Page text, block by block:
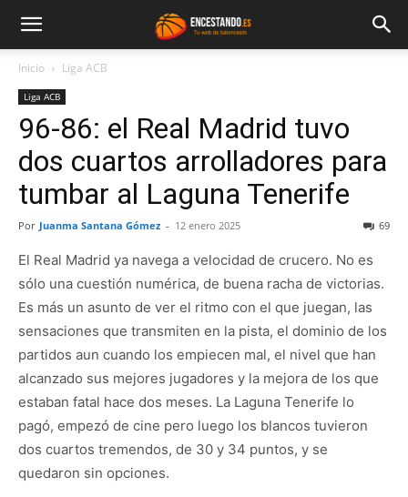
Inicio Liga ACB
Liga ACB
96-86: el Real Madrid tuvo
dos cuartos arrolladores para
tumbar al Laguna Tenerife
Por Juanma Santana Gómez - 12 enero 2025 69
El Real Madrid ya navega a velocidad de crucero. No es
sólo una cuestión numérica, de buena racha de victorias.
Es más un asunto de ver el ritmo con el que juegan, las
sensaciones que transmiten en la pista, el dominio de los
partidos aun cuando los empiecen mal, el nivel que han
alcanzado sus mejores jugadores y la mejora de los que
estaban fatal hace dos meses. La Laguna Tenerife lo
pagó, empezó de cine pero luego los blancos tuvieron
dos cuartos tremendos, de 30 y 34 puntos, y se
quedaron sin opciones.